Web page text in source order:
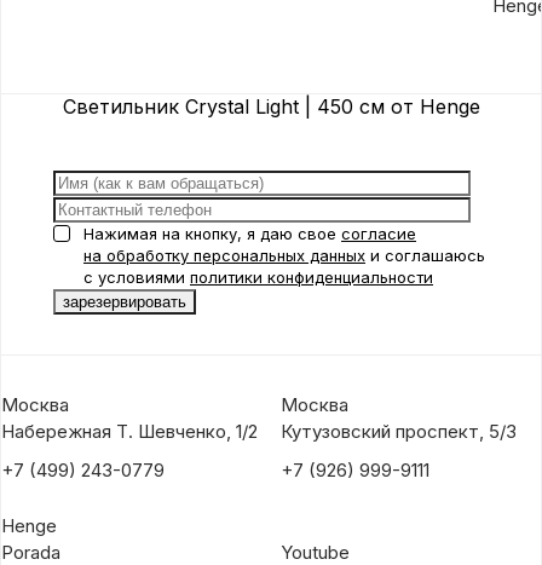
Светильник Crystal Light | 450 см от Henge
Нажимая на кнопку, я даю свое согласие
на обработку персональных данных и соглашаюсь
с условиями политики конфиденциальности
Москва
Набережная Т. Шевченко, 1/2
+7 (499) 243-0779
Москва
Кутузовский проспект, 5/3
+7 (926) 999-9111
Henge
Porada
Youtube